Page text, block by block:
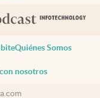
Quiénes Somos
nosotros